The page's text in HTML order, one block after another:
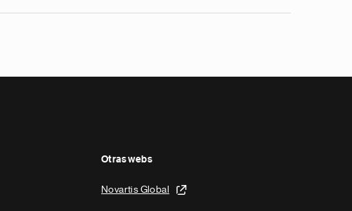
Otras webs
Novartis Global